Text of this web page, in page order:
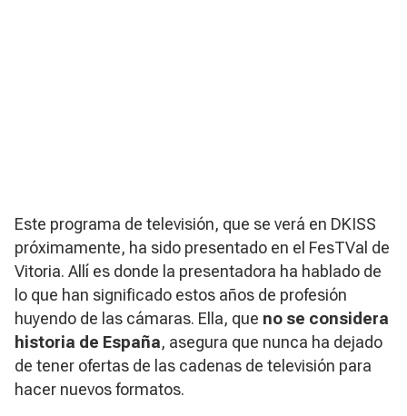
Este programa de televisión, que se verá en DKISS
próximamente, ha sido presentado en el FesTVal de
Vitoria. Allí es donde la presentadora ha hablado de
lo que han significado estos años de profesión
huyendo de las cámaras. Ella, que no se considera
historia de España, asegura que nunca ha dejado
de tener ofertas de las cadenas de televisión para
hacer nuevos formatos.